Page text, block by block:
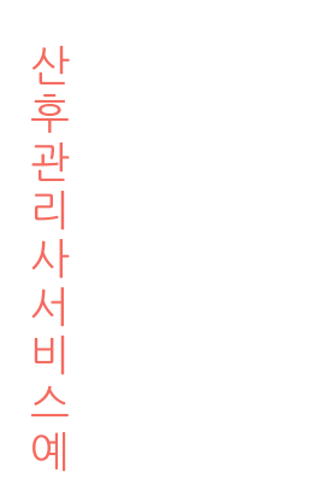
산
후
관
리
사
서
비
스
예